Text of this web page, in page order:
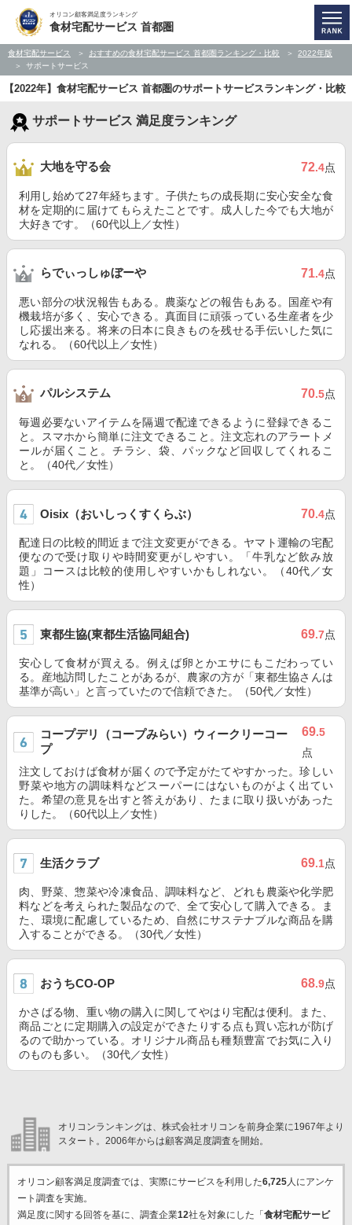
オリコン顧客満足度ランキング
食材宅配サービス 首都圏
食材宅配サービス おすすめの食材宅配サービス 首都圏ランキング・比較
2022年版
サポートサービス
【2022年】食材宅配サービス 首都圏のサポートサービスランキング・比較
サポートサービス 満足度ランキング
大地を守る会 72.4点
利用し始めて27年経ちます。子供たちの成長期に安心安全な食
材を定期的に届けてもらえたことです。成人した今でも大地が
大好きです。（60代以上／女性）
らでぃっしゅぼーや 71.4点
悪い部分の状況報告もある。農薬などの報告もある。国産や有
機栽培が多く、安心できる。真面目に頑張っている生産者を少
し応援出来る。将来の日本に良きものを残せる手伝いした気に
なれる。（60代以上／女性）
パルシステム 70.5点
毎週必要ないアイテムを隔週で配達できるように登録できるこ
と。スマホから簡単に注文できること。注文忘れのアラートメ
ールが届くこと。チラシ、袋、パックなど回収してくれるこ
と。（40代／女性）
Oisix（おいしっくすくらぶ） 70.4点
配達日の比較的間近まで注文変更ができる。ヤマト運輸の宅配
便なので受け取りや時間変更がしやすい。「牛乳など飲み放
題」コースは比較的使用しやすいかもしれない。（40代／女
性）
東都生協(東都生活協同組合) 69.7点
安心して食材が買える。例えば卵とかエサにもこだわってい
る。産地訪問したことがあるが、農家の方が「東都生協さんは
基準が高い」と言っていたので信頼できた。（50代／女性）
コープデリ（コープみらい）ウィークリーコー
プ
69.5
点
注文しておけば食材が届くので予定がたてやすかった。珍しい
野菜や地方の調味料などスーパーにはないものがよく出てい
た。希望の意見を出すと答えがあり、たまに取り扱いがあった
りした。（60代以上／女性）
生活クラブ 69.1点
肉、野菜、惣菜や冷凍食品、調味料など、どれも農薬や化学肥
料などを考えられた製品なので、全て安心して購入できる。ま
た、環境に配慮しているため、自然にサステナブルな商品を購
入することができる。（30代／女性）
おうちCO-OP 68.9点
かさばる物、重い物の購入に関してやはり宅配は便利。また、
商品ごとに定期購入の設定ができたりする点も買い忘れが防げ
るので助かっている。オリジナル商品も種類豊富でお気に入り
のものも多い。（30代／女性）
オリコンランキングは、株式会社オリコンを前身企業に1967年より
スタート。2006年からは顧客満足度調査を開始。
オリコン顧客満足度調査では、実際にサービスを利用した6,725人にアンケ
ート調査を実施。
満足度に関する回答を基に、調査企業12社を対象にした「 食材宅配サービ